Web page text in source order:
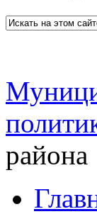
района